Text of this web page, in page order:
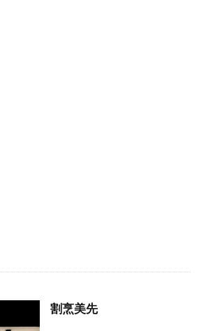
割烹美先